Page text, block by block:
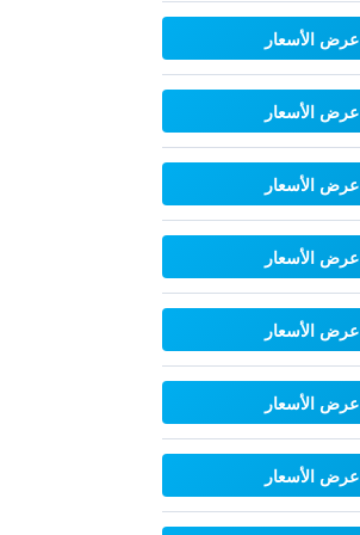
عرض الأسعار
عرض الأسعار
عرض الأسعار
عرض الأسعار
عرض الأسعار
عرض الأسعار
عرض الأسعار